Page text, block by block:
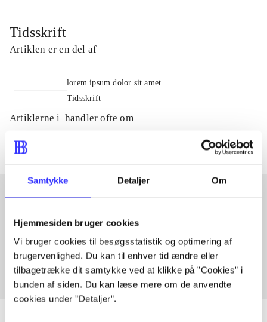
Samtykke Detaljer Om
Hjemmesiden bruger cookies
Vi bruger cookies til besøgsstatistik og optimering af
brugervenlighed. Du kan til enhver tid ændre eller
tilbagetrække dit samtykke ved at klikke på ”Cookies” i
bunden af siden. Du kan læse mere om de anvendte
cookies under ”Detaljer”.
Tidsskrift
Artiklen er en del af
lorem ipsum dolor sit amet ...
Tidsskrift
Artiklerne i handler ofte om
Artikler med samme emner
Fra